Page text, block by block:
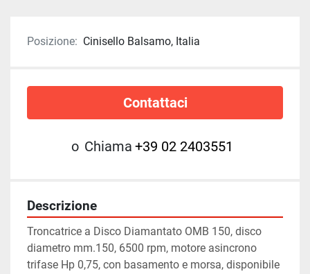
Posizione: Cinisello Balsamo, Italia
Contattaci
o Chiama +39 02 2403551
Descrizione
Troncatrice a Disco Diamantato OMB 150, disco
diametro mm.150, 6500 rpm, motore asincrono
trifase Hp 0,75, con basamento e morsa, disponibile